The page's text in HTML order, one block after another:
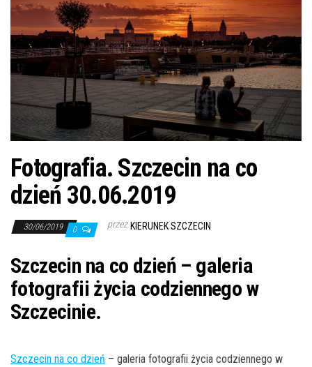
a
j
ę
Fotografia. Szczecin na co
dzień 30.06.2019
30/06/2019 0 przez KIERUNEK SZCZECIN
Szczecin na co dzień – galeria
fotografii życia codziennego w
Szczecinie.
Szczecin na co dzień – galeria fotografii życia codziennego w